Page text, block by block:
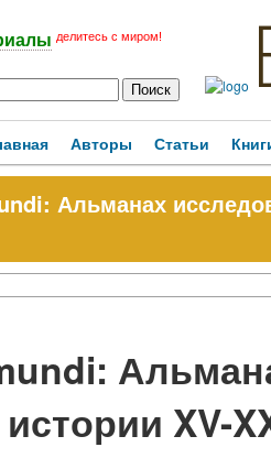
делитесь с миром!
Авторы Статьи
Альманах
XV-